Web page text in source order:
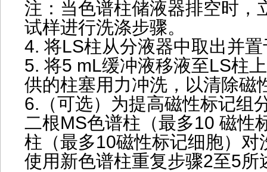
注：当色谱柱储液器排空时，
试样进行洗涤步骤。
4. 将LS柱从分液器中取出并
5. 将5 mL缓冲液移液至LS柱
供的柱塞用力冲洗，以清除磁
6.（可选）为提高磁性标记组
二根MS色谱柱（最多10 磁性
柱（最多10磁性标记细胞）对
使用新色谱柱重复步骤2至5所